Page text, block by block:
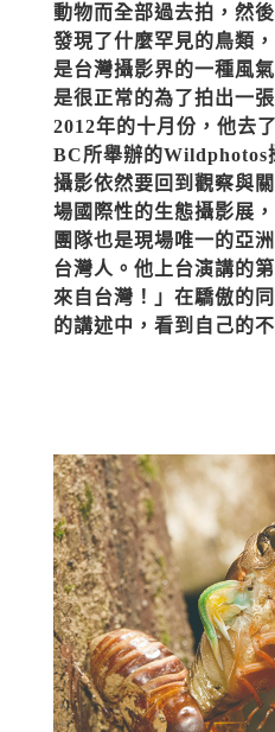
動物而全部過去拍，然
發現了什麼罕見的鳥類
是台灣攝影界的一種風
是很正常的為了拍出一
2012年的十月份，他去
BC所舉辦的Wildphotos
攝影依然要回到觀察與
場國際性的生態攝影展
團隊也是現場唯一的亞
台灣人。他上台演講的
來自台灣！」在驕傲的
的講述中，看到自己的不